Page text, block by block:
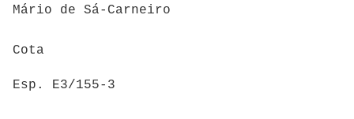
Mário de Sá-Carneiro
Cota
Esp. E3/155-3